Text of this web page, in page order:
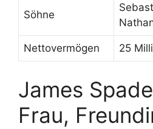
Söhne
Nettovermögen 25
James
Frau,